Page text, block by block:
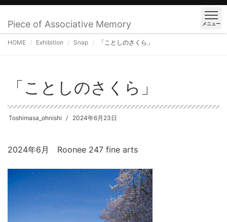
Piece of Associative Memory メニュー
HOME Exhibition Snap 「ことしのさくら」
「ことしのさくら」
Toshimasa_ohnishi 2024年6月23日
2024年6月 Roonee 247 fine arts